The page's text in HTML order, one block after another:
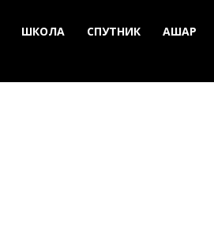
ШКОЛА СПУТНИК АШАР